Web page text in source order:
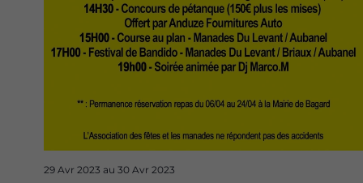
29 Avr 2023 au 30 Avr 2023